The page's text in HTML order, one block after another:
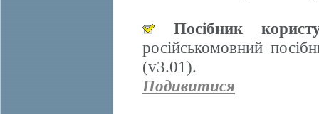
Посібник
російськомовний
(v3.01).
Подивитися